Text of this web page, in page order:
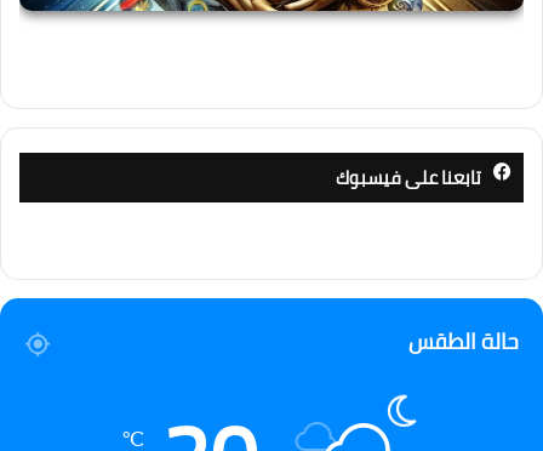
تابعنا على فيسبوك
حالة الطقس
℃